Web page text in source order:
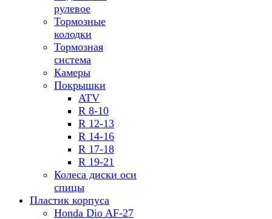
рулевое
Тормозные
колодки
Тормозная
система
Камеры
Покрышки
ATV
R 8-10
R 12-13
R 14-16
R 17-18
R 19-21
Колеса диски оси
спицы
Пластик корпуса
Honda Dio AF-27